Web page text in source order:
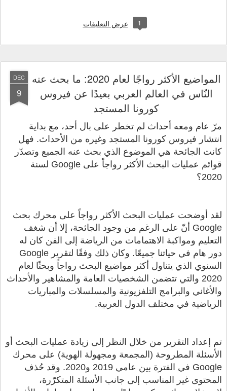
1 عرض التعليقات
DEC
9
المواضيع الأكثر رواجًا لعام 2020: ما بحث عنه
النّاس في العالم العربي بعيدًا عن فيروس
كورونا المستجد
مرّ عام ومعه أحداث لم تخطر على بال أحد، مع بداية
انتشار فيروس كورونا المستجد وغيره من الأحداث. فهل
كانت الجائحة هي الموضوع الذي بحث عنه الجميع وتصدّر
قوائم عمليات البحث الأكثر رواجاً على Google لسنة
2020؟
لقد أوضحت عمليات البحث الأكثر رواجاً على محرك بحث
Google أنّ على الرغم من وجود الجائحة، إلا أن شغف
التعليم ومواكبة الاهتمامات من الرياضة إلى الفن كان له
دور هام في حياتنا جميعًا. وكان ذلك وفقًا لتقرير Google
السنوي الذي يتناول أكثر مواضيع البحث رواجاً وبحثًا لعام
2020 والتي تتضمن الشخصيات العامة والمشاهير والأحداث
والأغاني والبرامج التلفزيونية والمسلسلات والمباريات
الرياضية في مختلف الدول العربية.
تم إعداد التقرير من خلال النظر إلى زيادة عمليات البحث أو
الأسئلة المطروحة (المجمعة ومجهولة الهوية) على محرك
Google في الفترة بين عامي 2019 و2020. وقد حُذف
المحتوى غير المناسب إلى جانب الأسئلة المتكرّرة،